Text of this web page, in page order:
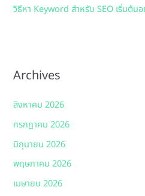
วิธีหา Keyword สำหรับ SEO เริ่มต้นอ
Archives
สิงหาคม 2026
กรกฎาคม 2026
มิถุนายน 2026
พฤษภาคม 2026
เมษายน 2026